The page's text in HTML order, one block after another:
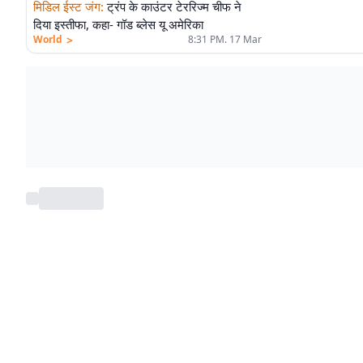
मिडिल ईस्ट जंग: ट्रंप के काउंटर टेररिज्म चीफ ने
दिया इस्तीफा, कहा- गॉड ब्लेस यू अमेरिका
World > 8:31 PM. 17 Mar